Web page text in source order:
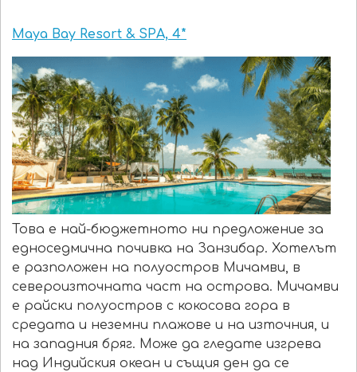
Maya Bay Resort & SPA, 4*
Това е най-бюджетното ни предложение за
едноседмична почивка на Занзибар. Хотелът
е разположен на полуостров Мичамви, в
североизточната част на острова. Мичамви
е райски полуостров с кокосова гора в
средата и неземни плажове и на източния, и
на западния бряг. Може да гледате изгрева
над Индийския океан и същия ден да се